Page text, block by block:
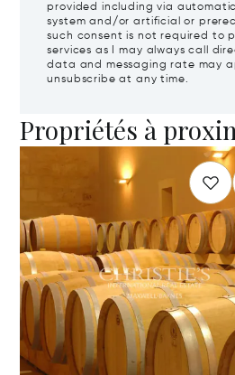
provided including via
system and/or artificial or
such consent is not required to
services as I may always call
data and messaging rate may
unsubscribe at any time.
Propriétés à